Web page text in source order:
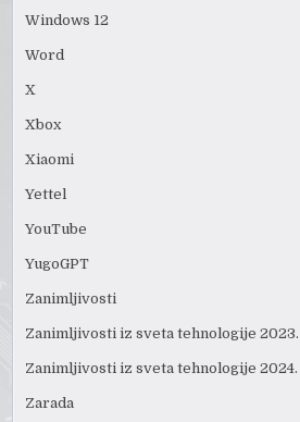
Windows 12
Word
X
Xbox
Xiaomi
Yettel
YouTube
YugoGPT
Zanimljivosti
Zanimljivosti iz sveta tehnologije 2023.
Zanimljivosti iz sveta tehnologije 2024.
Zarada